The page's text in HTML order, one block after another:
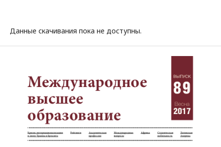
Данные скачивания пока не доступны.